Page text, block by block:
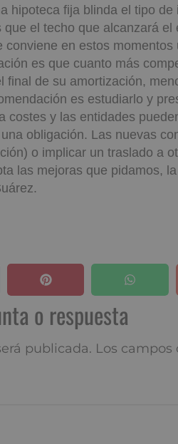
hipoteca fija blinda el tipo de
el techo que alcanzará el
en estos momentos
es que cuanto más
final de su amortización,
es estudiarlo y
costes y las entidades
obligación. Las nuevas
o implicar un traslado a
las mejoras que pidamos,
o respuesta
publicada. Los